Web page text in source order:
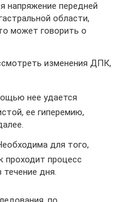
напряжение передней
области,
может говорить о
изменения ДПК,
нее удается
ее гиперемию,
для того,
проходит процесс
течение дня.